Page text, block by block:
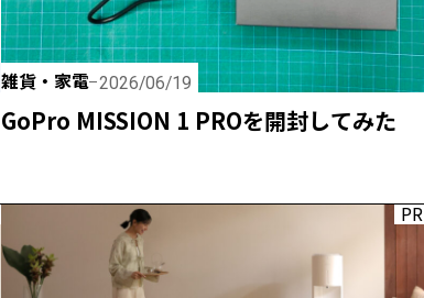
雑貨・家電 2026/06/19
GoPro MISSION 1 PROを開封してみた
PR